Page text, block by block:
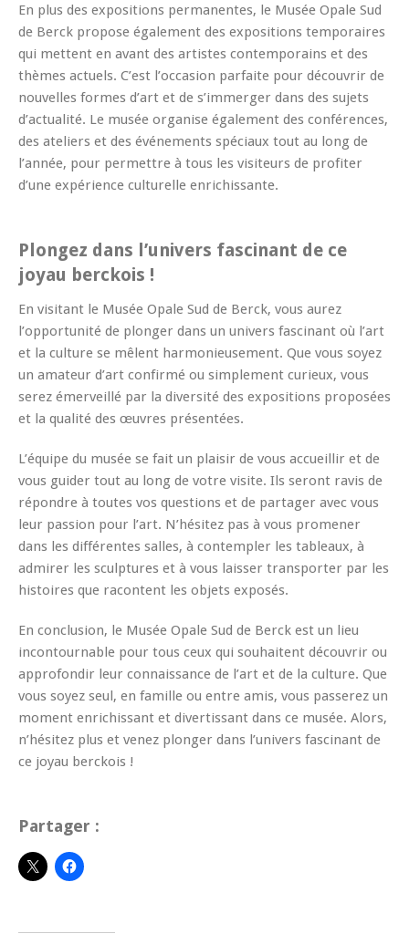
En plus des expositions permanentes, le Musée Opale Sud
de Berck propose également des expositions temporaires
qui mettent en avant des artistes contemporains et des
thèmes actuels. C’est l’occasion parfaite pour découvrir de
nouvelles formes d’art et de s’immerger dans des sujets
d’actualité. Le musée organise également des conférences,
des ateliers et des événements spéciaux tout au long de
l’année, pour permettre à tous les visiteurs de profiter
d’une expérience culturelle enrichissante.
Plongez dans l’univers fascinant de ce
joyau berckois !
En visitant le Musée Opale Sud de Berck, vous aurez
l’opportunité de plonger dans un univers fascinant où l’art
et la culture se mêlent harmonieusement. Que vous soyez
un amateur d’art confirmé ou simplement curieux, vous
serez émerveillé par la diversité des expositions proposées
et la qualité des œuvres présentées.
L’équipe du musée se fait un plaisir de vous accueillir et de
vous guider tout au long de votre visite. Ils seront ravis de
répondre à toutes vos questions et de partager avec vous
leur passion pour l’art. N’hésitez pas à vous promener
dans les différentes salles, à contempler les tableaux, à
admirer les sculptures et à vous laisser transporter par les
histoires que racontent les objets exposés.
En conclusion, le Musée Opale Sud de Berck est un lieu
incontournable pour tous ceux qui souhaitent découvrir ou
approfondir leur connaissance de l’art et de la culture. Que
vous soyez seul, en famille ou entre amis, vous passerez un
moment enrichissant et divertissant dans ce musée. Alors,
n’hésitez plus et venez plonger dans l’univers fascinant de
ce joyau berckois !
Partager :